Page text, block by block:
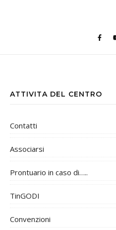
ATTIVITA DEL CENTRO
Contatti
Associarsi
Prontuario in caso di…..
TinGODI
Convenzioni